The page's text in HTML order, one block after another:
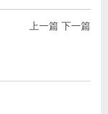
上一篇 下一篇